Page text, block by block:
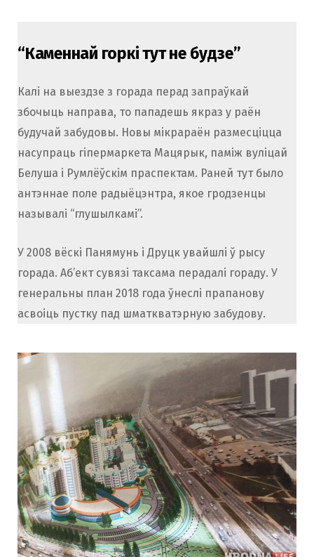
“Каменнай горкі тут не будзе”
Калі на выездзе з горада перад запраўкай
збочыць направа, то пападешь якраз у раён
будучай забудовы. Новы мікрараён размесціцца
насупраць гіпермаркета Мацярык, паміж вуліцай
Белуша і Румлёўскім праспектам. Раней тут было
антэннае поле радыёцэнтра, якое гродзенцы
называлі “глушылкамі”.
У 2008 вёскі Панямунь і Друцк увайшлі ў рысу
горада. Аб’ект сувязі таксама перадалі гораду. У
генеральны план 2018 года ўнеслі прапанову
асвоіць пустку пад шматкватэрную забудову.